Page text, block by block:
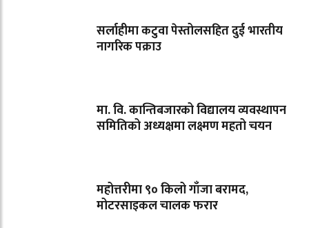
सर्लाहीमा कटुवा पेस्तोलसहित दुई भारतीय
नागरिक पक्राउ
मा. वि. कान्तिबजारको विद्यालय व्यवस्थापन
समितिको अध्यक्षमा लक्ष्मण महतो चयन
महोत्तरीमा ९० किलो गाँजा बरामद,
मोटरसाइकल चालक फरार